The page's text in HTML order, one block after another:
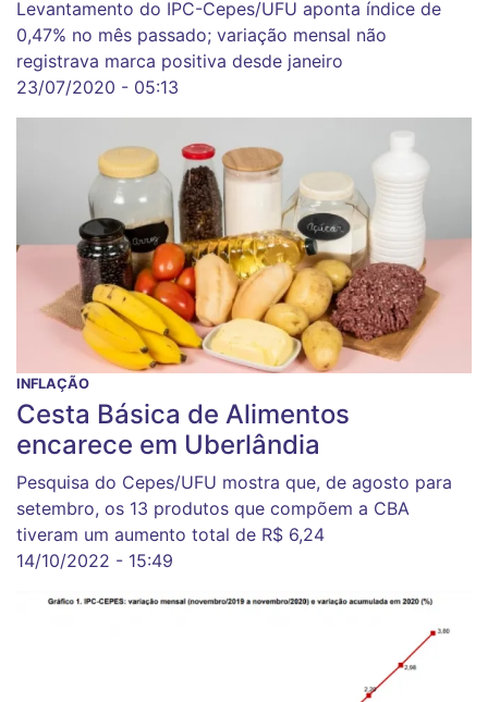
Levantamento do IPC-Cepes/UFU aponta índice de
0,47% no mês passado; variação mensal não
registrava marca positiva desde janeiro
23/07/2020 - 05:13
INFLAÇÃO
Cesta Básica de Alimentos
encarece em Uberlândia
Pesquisa do Cepes/UFU mostra que, de agosto para
setembro, os 13 produtos que compõem a CBA
tiveram um aumento total de R$ 6,24
14/10/2022 - 15:49